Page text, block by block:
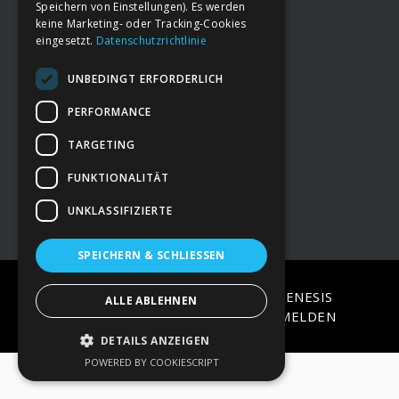
FooterDeine Spende
→ Impressum
→Kontakt zum PAO Team
COPYRIGHT © 2026 · ON
GENESIS
FRAMEWORK·WORDPRESS·ANMELDEN
Speichern von Einstellungen). Es werden
keine Marketing- oder Tracking-Cookies
eingesetzt. Datenschutzrichtlinie
UNBEDINGT ERFORDERLICH
PERFORMANCE
TARGETING
FUNKTIONALITÄT
UNKLASSIFIZIERTE
SPEICHERN & SCHLIESSEN
ALLE ABLEHNEN
DETAILS ANZEIGEN
POWERED BY COOKIESCRIPT